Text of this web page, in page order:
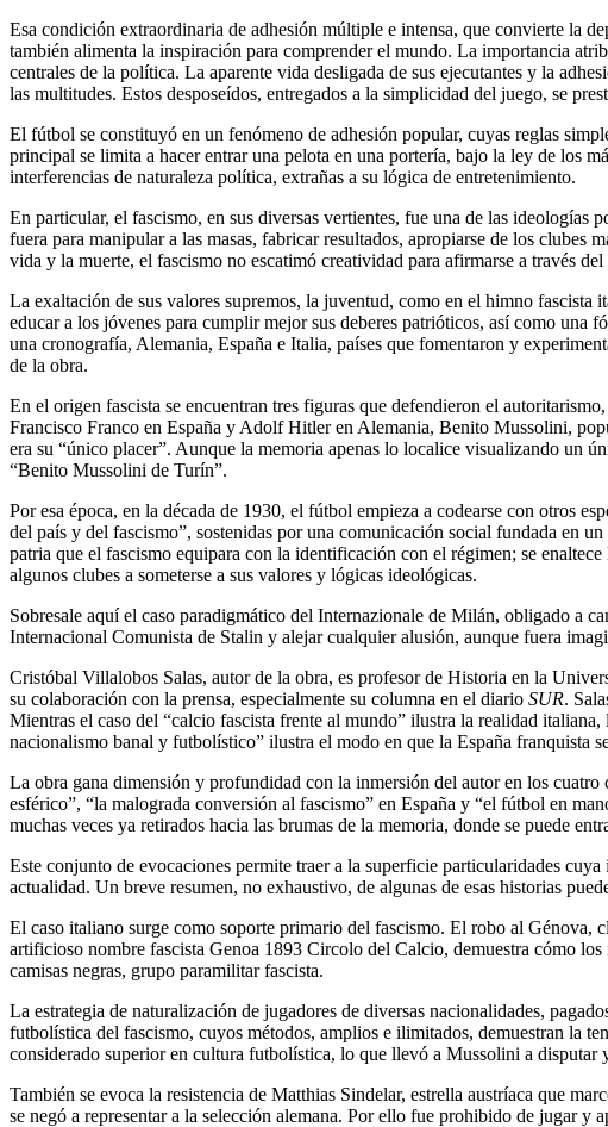
Esa condición extraordinaria de adhesión múltiple e intensa, que convierte la
también alimenta la inspiración para comprender el mundo. La importancia
centrales de la política. La aparente vida desligada de sus ejecutantes y la
las multitudes. Estos desposeídos, entregados a la simplicidad del juego, se
El fútbol se constituyó en un fenómeno de adhesión popular, cuyas reglas
principal se limita a hacer entrar una pelota en una portería, bajo la ley de los
interferencias de naturaleza política, extrañas a su lógica de entretenimiento.
En particular, el fascismo, en sus diversas vertientes, fue una de las
fuera para manipular a las masas, fabricar resultados, apropiarse de los clubes
vida y la muerte, el fascismo no escatimó creatividad para afirmarse a través
La exaltación de sus valores supremos, la juventud, como en el himno fascista
educar a los jóvenes para cumplir mejor sus deberes patrióticos, así como una
una cronografía, Alemania, España e Italia, países que fomentaron y
de la obra.
En el origen fascista se encuentran tres figuras que defendieron el
Francisco Franco en España y Adolf Hitler en Alemania, Benito Mussolini,
era su “único placer”. Aunque la memoria apenas lo localice visualizando un
“Benito Mussolini de Turín”.
Por esa época, en la década de 1930, el fútbol empieza a codearse con otros
del país y del fascismo”, sostenidas por una comunicación social fundada en
patria que el fascismo equipara con la identificación con el régimen; se
algunos clubes a someterse a sus valores y lógicas ideológicas.
Sobresale aquí el caso paradigmático del Internazionale de Milán, obligado a
Internacional Comunista de Stalin y alejar cualquier alusión, aunque fuera
Cristóbal Villalobos Salas, autor de la obra, es profesor de Historia en la
su colaboración con la prensa, especialmente su columna en el diario SUR.
Mientras el caso del “calcio fascista frente al mundo” ilustra la realidad
nacionalismo banal y futbolístico” ilustra el modo en que la España franquista
La obra gana dimensión y profundidad con la inmersión del autor en los
esférico”, “la malograda conversión al fascismo” en España y “el fútbol en
muchas veces ya retirados hacia las brumas de la memoria, donde se puede
Este conjunto de evocaciones permite traer a la superficie particularidades
actualidad. Un breve resumen, no exhaustivo, de algunas de esas historias
El caso italiano surge como soporte primario del fascismo. El robo al
artificioso nombre fascista Genoa 1893 Circolo del Calcio, demuestra cómo
camisas negras, grupo paramilitar fascista.
La estrategia de naturalización de jugadores de diversas nacionalidades,
futbolística del fascismo, cuyos métodos, amplios e ilimitados, demuestran la
considerado superior en cultura futbolística, lo que llevó a Mussolini a disputar
También se evoca la resistencia de Matthias Sindelar, estrella austríaca que
se negó a representar a la selección alemana. Por ello fue prohibido de jugar y